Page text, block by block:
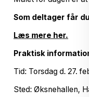
Som deltager får
Læs mere her.
Praktisk
Tid: Torsdag d. 27.
Sted: Øksnehallen,